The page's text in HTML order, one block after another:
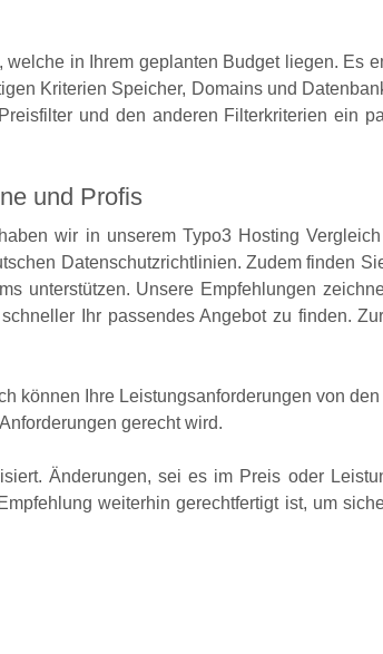
in Ihrem geplanten Budget liegen. Es
Kriterien Speicher, Domains und
und den anderen Filterkriterien ein
und Profis
wir in unserem Typo3 Hosting
Datenschutzrichtlinien. Zudem finden
unterstützen. Unsere Empfehlungen
Ihr passendes Angebot zu finden.
können Ihre Leistungsanforderungen von
gerecht wird.
Änderungen, sei es im Preis oder
weiterhin gerechtfertigt ist, um